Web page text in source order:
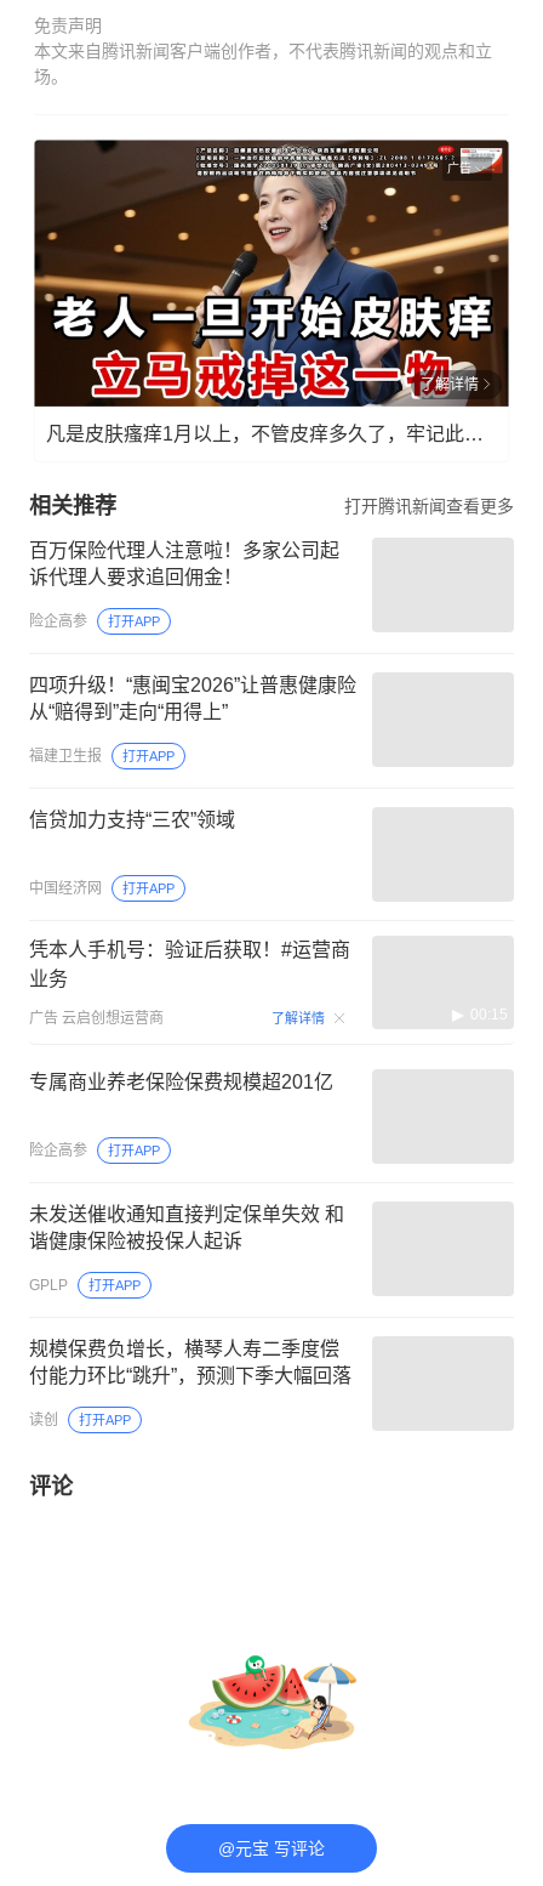
免责声明
本文来自腾讯新闻客户端创作者，不代表腾讯新闻的观点和立
场。
广告
了解详情
凡是皮肤瘙痒1月以上，不管皮痒多久了，牢记此法，快！准！狠！
相关推荐 打开腾讯新闻查看更多
百万保险代理人注意啦！多家公司起
诉代理人要求追回佣金！
险企高参 打开APP
四项升级！“惠闽宝2026”让普惠健康险
从“赔得到”走向“用得上”
福建卫生报 打开APP
信贷加力支持“三农”领域
中国经济网 打开APP
凭本人手机号：验证后获取！#运营商
业务
广告 云启创想运营商 了解详情 00:15
专属商业养老保险保费规模超201亿
险企高参 打开APP
未发送催收通知直接判定保单失效 和
谐健康保险被投保人起诉
GPLP 打开APP
规模保费负增长，横琴人寿二季度偿
付能力环比“跳升”，预测下季大幅回落
读创 打开APP
评论
@元宝 写评论